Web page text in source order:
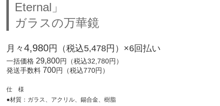
Eternal」
ガラスの万華鏡
月々4,980円（税込5,478円）×6回払い
一括価格29,800円（税込32,780円）
発送手数料 700円（税込770円）
仕 様
●材質：ガラス、アクリル、錫合金、樹脂